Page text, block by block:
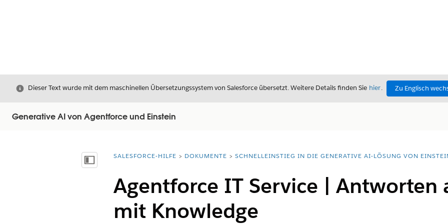
Schließen
Dieser Text wurde mit dem maschinellen Übersetzungssystem von Salesforce übersetzt. Weitere Details finden Sie hier. Zu Englisch
Generative AI von Agentforce und Einstein
Inhalt anzeigenSie befinden sich hier:
SALESFORCE-HILFE DOKUMENTE SCHNELLEINSTIEG IN DIE GENERATIVE AI-LÖSUNG VON
Agentforce IT Service | Antworten
mit Knowledge